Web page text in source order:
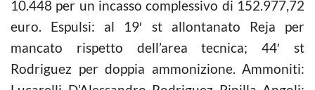
10.448 per un incasso complessivo di 152.977,72
euro. Espulsi: al 19′ st allontanato Reja per
mancato rispetto dell’area tecnica; 44′ st
Rodriguez per doppia ammonizione. Ammoniti: